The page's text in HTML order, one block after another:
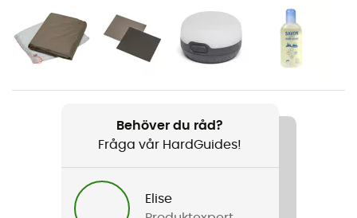
Vikt
7500 g
Produktnamn
3 säsonger
Behöver du råd?
Fråga vår HardGuides!
Elise